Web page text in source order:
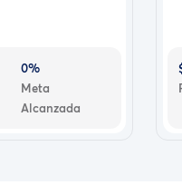
0%
Meta
Alcanzada